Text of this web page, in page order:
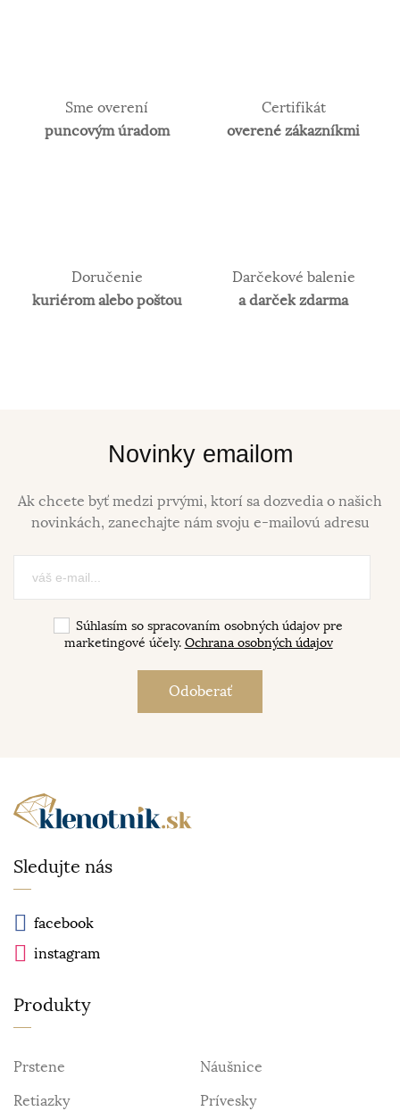
Sme overení
puncovým úradom
Certifikát
overené zákazníkmi
Doručenie
kuriérom alebo poštou
Darčekové balenie
a darček zdarma
Novinky emailom
Ak chcete byť medzi prvými, ktorí sa dozvedia o našich
novinkách, zanechajte nám svoju e-mailovú adresu
Súhlasím so spracovaním osobných údajov pre
marketingové účely. Ochrana osobných údajov
Sledujte nás
facebook
instagram
Produkty
Prstene
Náušnice
Retiazky
Prívesky